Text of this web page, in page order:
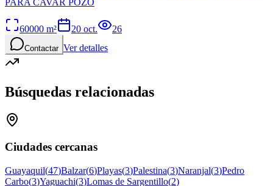
60000 m² 20 oct. 26
Contactar Ver detalles
Búsquedas relacionadas
Ciudades cercanas
Guayaquil(47)Balzar(6)Playas(3)Palestina(3)Naranjal(3)Pedro
Carbo(3)Yaguachi(3)Lomas de Sargentillo(2)